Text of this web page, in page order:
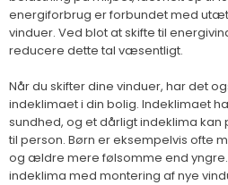
energiforbrug er forbundet med
vinduer. Ved blot at skifte til
reducere dette tal væsentligt.
Når du skifter dine vinduer, har det
indeklimaet i din bolig. Indeklimaet
sundhed, og et dårligt indeklima kan
til person. Børn er eksempelvis ofte
og ældre mere følsomme end
indeklima med montering af nye